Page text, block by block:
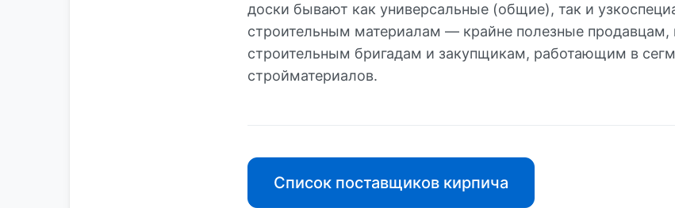
доски бывают как универсальные (общие), так и
строительным материалам — крайне полезные продавцам,
строительным бригадам и закупщикам, работающим в
стройматериалов.
Список поставщиков кирпича